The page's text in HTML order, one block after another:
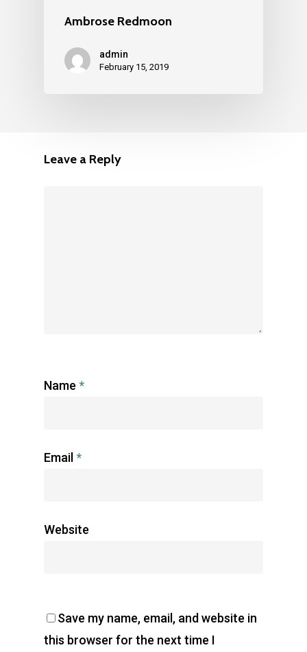
Ambrose Redmoon
admin
February 15, 2019
Leave a Reply
Name *
Email *
Website
Save my name, email, and website in
this browser for the next time I